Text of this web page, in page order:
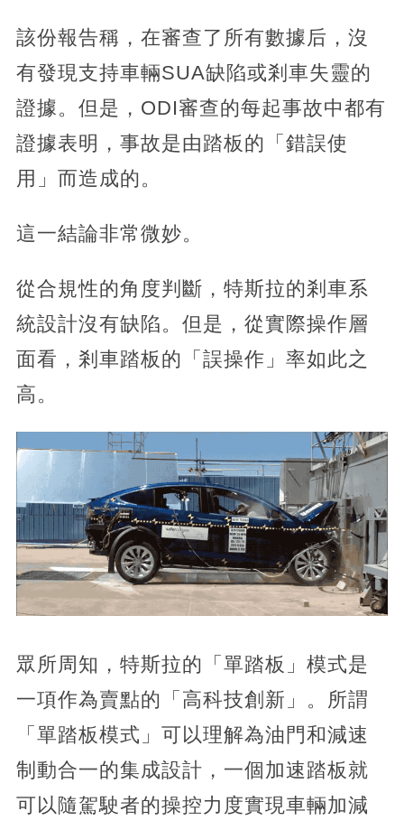
該份報告稱，在審查了所有數據后，沒
有發現支持車輛SUA缺陷或剎車失靈的
證據。但是，ODI審查的每起事故中都有
證據表明，事故是由踏板的「錯誤使
用」而造成的。
這一結論非常微妙。
從合規性的角度判斷，特斯拉的剎車系
統設計沒有缺陷。但是，從實際操作層
面看，剎車踏板的「誤操作」率如此之
高。
眾所周知，特斯拉的「單踏板」模式是
一項作為賣點的「高科技創新」。所謂
「單踏板模式」可以理解為油門和減速
制動合一的集成設計，一個加速踏板就
可以隨駕駛者的操控力度實現車輛加減